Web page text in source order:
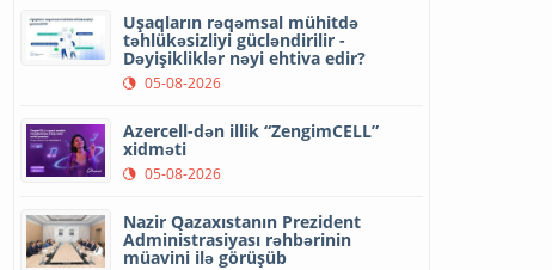
Uşaqların rəqəmsal mühitdə
təhlükəsizliyi gücləndirilir -
Dəyişikliklər nəyi ehtiva edir?
05-08-2026
Azercell-dən illik “ZengimCELL”
xidməti
05-08-2026
Nazir Qazaxıstanın Prezident
Administrasiyası rəhbərinin
müavini ilə görüşüb